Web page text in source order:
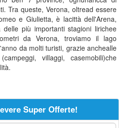
Tra queste, Verona, oltread essere
e Giulietta, è lacittà dell'Arena,
più importanti stagioni lirichee
da Verona, troviamo il lago
da molti turisti, grazie anchealle
villaggi, casemobili)che
Super Offerte!